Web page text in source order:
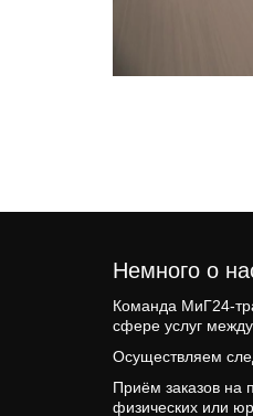
Немного о
Команда МиГ24-
сфере услуг
Осуществляем
Приём заказов на
физических или